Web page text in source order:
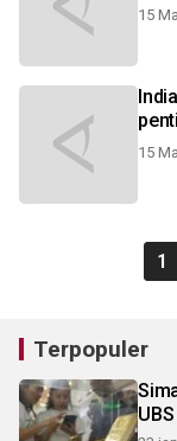
15
15
1
Terpopuler